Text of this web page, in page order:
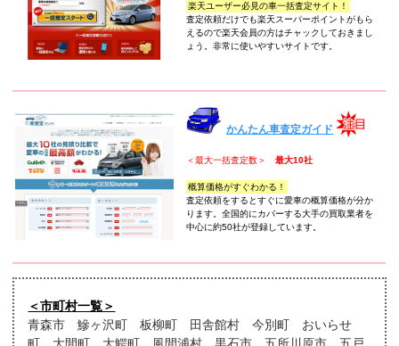
楽天ユーザー必見の車一括査定サイト！
査定依頼だけでも楽天スーパーポイントがもら
えるので楽天会員の方はチャックしておきまし
ょう。非常に使いやすいサイトです。
かんたん車査定ガイド
＜最大一括査定数＞最大10社
概算価格がすぐわかる！
査定依頼をするとすぐに愛車の概算価格が分か
ります。全国的にカバーする大手の買取業者を
中心に約50社が登録しています。
＜市町村一覧＞
青森市 鰺ヶ沢町 板柳町 田舎館村 今別町 おいらせ
町 大間町 大鰐町 風間浦村 黒石市 五所川原市 五戸